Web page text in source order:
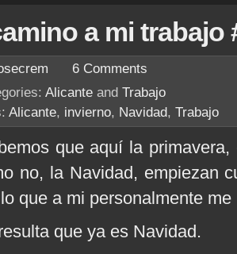
a mi trabajo
6 Comments
Alicante and Trabajo
Alicante, invierno, Navidad, Trabajo
que aquí la
no, la Navidad, empiezan
que a mi personalmente
que ya es Navidad.